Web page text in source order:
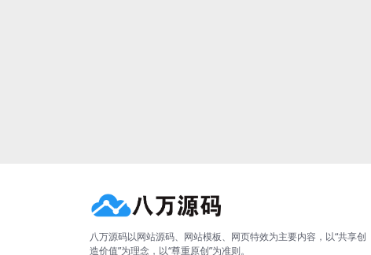
八万源码以网站源码、网站模板、网页特效为主要内容，以“共享创
造价值”为理念，以“尊重原创”为准则。